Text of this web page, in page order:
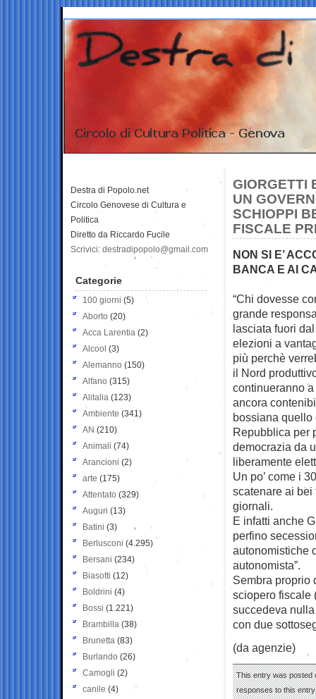
GIORGETTI
UN
SCHIOPPI
FISCALE
NON SI E’
BANCA E AI
“Chi dovesse
grande
lasciata fuori
elezioni a
più perchè
il Nord
continueranno
ancora
bossiana quello
Repubblica per
democrazia da
liberamente
Un po’ come i
scatenare ai
giornali.
E infatti anche
perfino
autonomistiche
autonomista”.
Sembra proprio
sciopero fiscale
succedeva
con due
(da agenzie)
This entry was posted
responses to this
Destra di Popolo.net
Circolo Genovese di Cultura e
Politica
Diretto da Riccardo Fucile
Scrivici: destradipopolo@gmail.com
Categorie
100 giorni (5)
Aborto (20)
Acca Larentia (2)
Alcool (3)
Alemanno (150)
Alfano (315)
Alitalia (123)
Ambiente (341)
AN (210)
Animali (74)
Arancioni (2)
arte (175)
Attentato (329)
Auguri (13)
Batini (3)
Berlusconi (4.295)
Bersani (234)
Biasotti (12)
Boldrini (4)
Bossi (1.221)
Brambilla (38)
Brunetta (83)
Burlando (26)
Camogli (2)
canile (4)